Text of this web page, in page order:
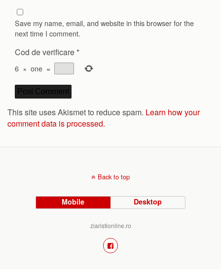
Save my name, email, and website in this browser for the
next time I comment.
Cod de verificare *
6 × one =
This site uses Akismet to reduce spam. Learn how your
comment data is processed.
Back to top
Mobile Desktop
ziaristionline.ro